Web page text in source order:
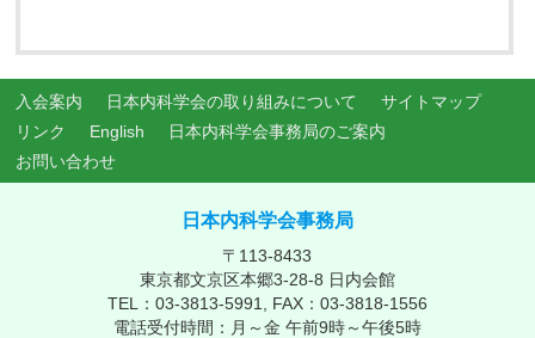
入会案内 日本内科学会の取り組みについて
サイトマップ
リンク
English
日本内科学会事務局のご案内
お問い合わせ
日本内科学会事務局
〒113-8433
東京都文京区本郷3-28-8 日内会館
TEL：03-3813-5991, FAX：03-3818-1556
電話受付時間：月～金 午前9時～午後5時